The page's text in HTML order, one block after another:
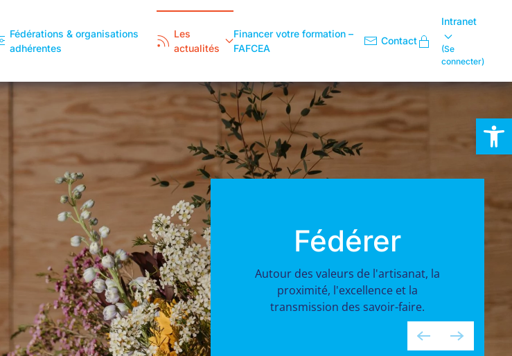
Ouvrir
Fédérations & organisations
adhérentes
Les
actualités
Financer votre formation –
FAFCEA
Contact
Intranet
(Se
connecter)
Fédérer
Autour des valeurs de l'artisanat, la
proximité, l'excellence et la
transmission des savoir-faire.